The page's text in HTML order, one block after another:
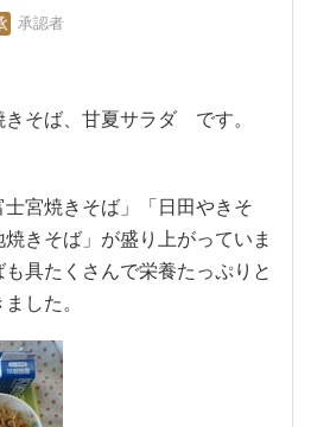
承認者
そば、甘夏サラダ です。
士宮焼きそば」「日田やきそ
きそば」が盛り上がっていま
具たくさんで栄養たっぷりと
した。